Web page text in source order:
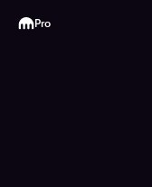
Kraken
Pro